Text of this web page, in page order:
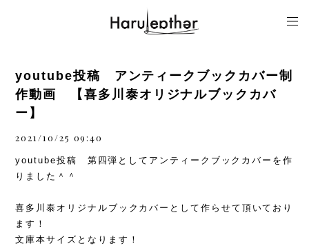
youtube投稿 アンティークブックカバー制
作動画 【喜多川泰オリジナルブックカバ
ー】
2021/10/25 09:40
youtube投稿 第四弾としてアンティークブックカバーを作
りました＾＾
喜多川泰オリジナルブックカバーとして作らせて頂いており
ます！
文庫本サイズとなります！